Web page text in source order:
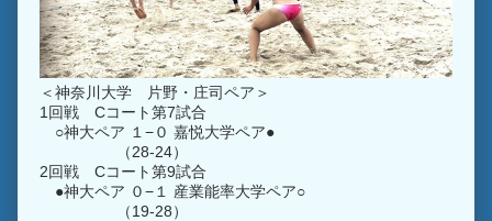
＜神奈川大学 片野・庄司ペア＞
1回戦 Cコート第7試合
○神大ペア １−０ 嘉悦大学ペア●
（28-24）
2回戦 Cコート第9試合
●神大ペア ０−１ 産業能率大学ペア○
（19-28）